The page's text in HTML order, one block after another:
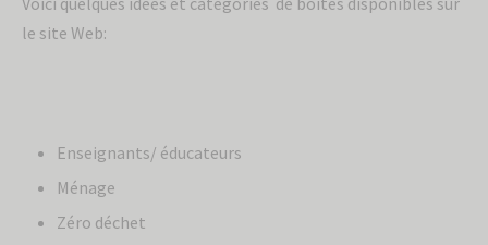
le site Web:
Enseignants/ éducateurs
Ménage
Zéro déchet